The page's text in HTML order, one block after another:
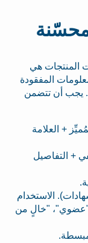
المنتجات هي
المفقودة
يجب أن تتضمن
+ العلامة
+ التفاصيل
الاستخدام
"عضوي"، "خالٍ من
مبسطة.